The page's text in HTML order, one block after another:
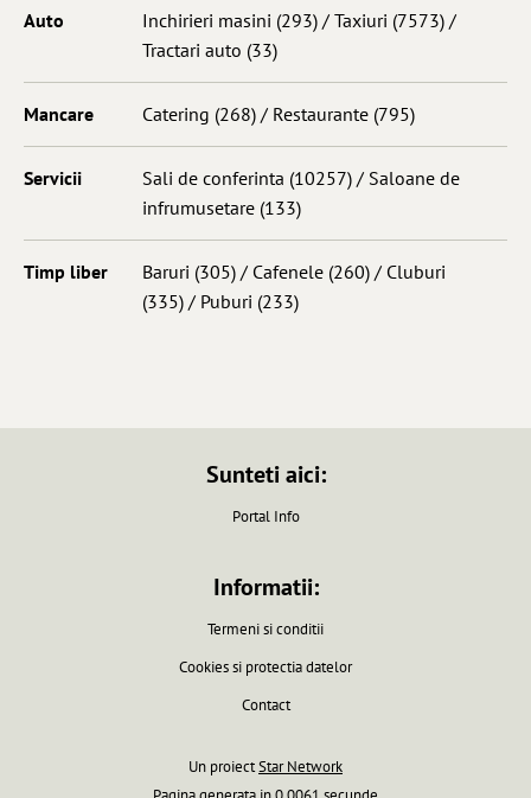
Auto Inchirieri masini (293) / Taxiuri (7573) /
Tractari auto (33)
Mancare Catering (268) / Restaurante (795)
Servicii Sali de conferinta (10257) / Saloane de
infrumusetare (133)
Timp liber Baruri (305) / Cafenele (260) / Cluburi
(335) / Puburi (233)
Sunteti aici:
Portal Info
Informatii:
Termeni si conditii
Cookies si protectia datelor
Contact
Un proiectStar Network